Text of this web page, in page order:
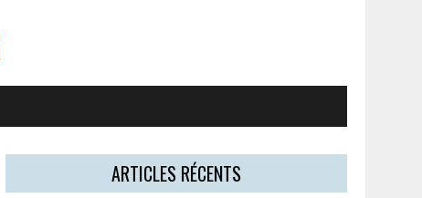
ARTICLES RÉCENTS